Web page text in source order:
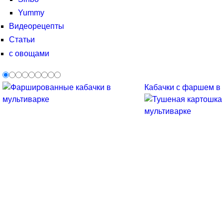
Yummy
Видеорецепты
Статьи
с овощами
Кабачки с фаршем в